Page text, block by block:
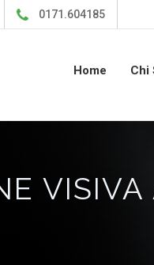
0171.604185
Home Chi